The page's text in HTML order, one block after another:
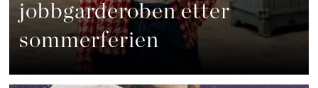
jobbgarderoben etter
sommerferien